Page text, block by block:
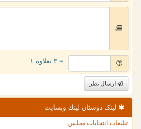
= ۳ بعلاوه ۱
ارسال نظر
لینک دوستان لینك وبسایت
تبلیغات انتخابات مجلس